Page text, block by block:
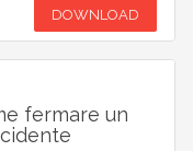
DOWNLOAD
fermare un